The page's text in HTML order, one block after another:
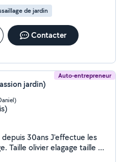
de jardin
Contacter
Auto-entrepreneur
jardin)
J'effectue les